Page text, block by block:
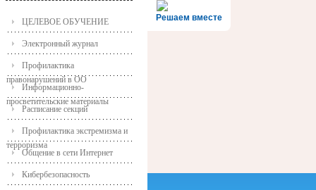
ЦЕЛЕВОЕ ОБУЧЕНИЕ
Электронный журнал
Профилактика
правонарушений в ОО
Информационно-
просветительские материалы
Расписание секций
Профилактика экстремизма и
терроризма
Общение в сети Интернет
Кибербезопасность
Решаем вместе